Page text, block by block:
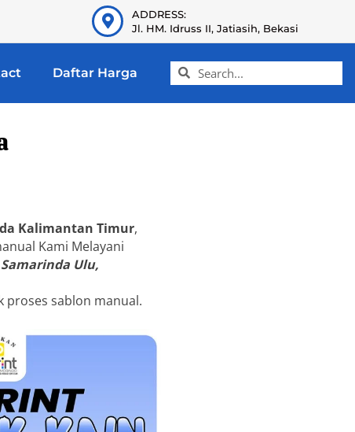
ADDRESS:
Jl. HM. Idruss II, Jatiasih, Bekasi
Daftar Harga
Kalimantan Timur,
Kami Melayani
Ulu,
proses sablon manual.